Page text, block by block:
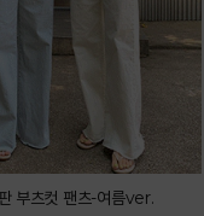
부츠컷 팬츠-여름ver.